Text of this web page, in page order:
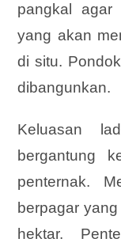
pangkal
yang akan
di situ.
dibangunkan.
Keluasan
bergantung
penternak.
berpagar
hektar.